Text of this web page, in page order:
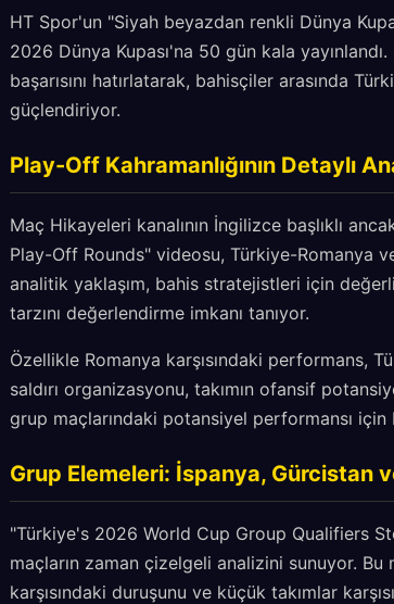
HT Spor'un "Siyah beyazdan renkli Dünya
2026 Dünya Kupası'na 50 gün kala
başarısını hatırlatarak, bahisçiler arasında
güçlendiriyor.
Play-Off Kahramanlığının Detaylı
Maç Hikayeleri kanalının İngilizce başlıklı
Play-Off Rounds" videosu, Türkiye-Romanya
analitik yaklaşım, bahis stratejistleri için
tarzını değerlendirme imkanı tanıyor.
Özellikle Romanya karşısındaki performans,
saldırı organizasyonu, takımın ofansif
grup maçlarındaki potansiyel performansı
Grup Elemeleri: İspanya, Gürcistan
"Türkiye's 2026 World Cup Group Qualifiers
maçların zaman çizelgeli analizini sunuyor.
karşısındaki duruşunu ve küçük takımlar